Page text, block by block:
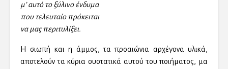
μ’ αυτό το ξύλινο ένδυμα
που τελευταίο πρόκειται
να μας περιτυλίξει.
Η σιωπή και η άμμος, τα προαιώνια αρχέγονα υλικά,
αποτελούν τα κύρια συστατικά αυτού του ποιήματος, μα